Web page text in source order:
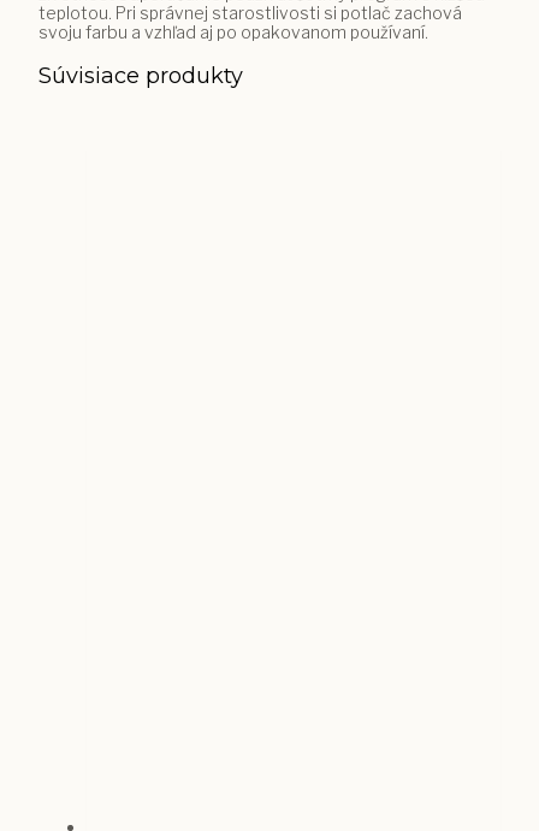
teplotou. Pri správnej starostlivosti si potlač zachová
svoju farbu a vzhľad aj po opakovanom používaní.
Súvisiace produkty